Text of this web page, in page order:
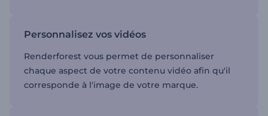
Personnalisez vos vidéos
Renderforest vous permet de personnaliser
chaque aspect de votre contenu vidéo afin qu'il
corresponde à l'image de votre marque.